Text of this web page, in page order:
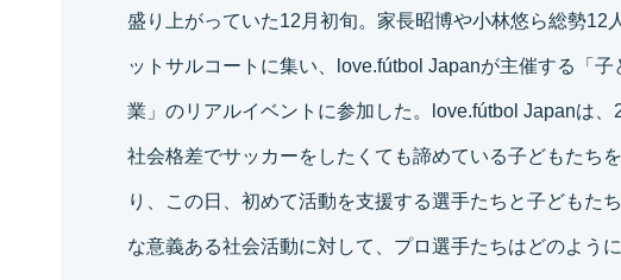
盛り上がっていた12月初旬。家長昭博や小林悠ら総勢12
ットサルコートに集い、love.fútbol Japanが主催する「
業」のリアルイベントに参加した。love.fútbol Japanは
社会格差でサッカーをしたくても諦めている子どもたち
り、この日、初めて活動を支援する選手たちと子どもた
な意義ある社会活動に対して、プロ選手たちはどのよう